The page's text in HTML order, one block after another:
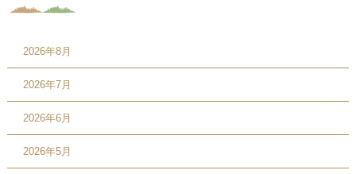
2026年8月
2026年7月
2026年6月
2026年5月